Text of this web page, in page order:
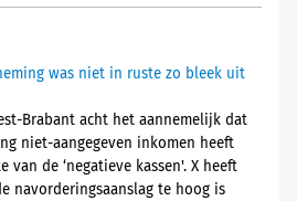
was niet in ruste zo bleek uit
Brabant acht het aannemelijk dat
niet-aangegeven inkomen heeft
van de ‘negatieve kassen'. X heeft
navorderingsaanslag te hoog is